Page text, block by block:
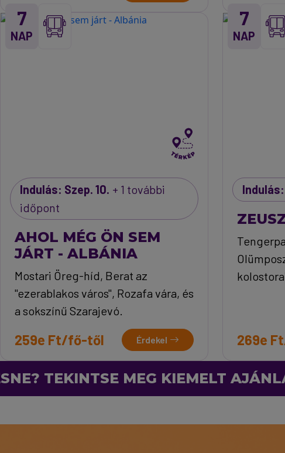
7
NAP
Indulás: Szep. 10. + 1 további
időpont
AHOL MÉG ÖN SEM
JÁRT - ALBÁNIA
Mostari Öreg-híd, Berat az
"ezerablakos város", Rozafa vára, és
a sokszínű Szarajevó.
259e Ft/fő-től Érdekel
7
NAP
269e
TEKINTSE MEG KIEMELT